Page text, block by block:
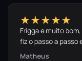
★★★★★
Frigga e muito
fiz o passo a passo
Matheus